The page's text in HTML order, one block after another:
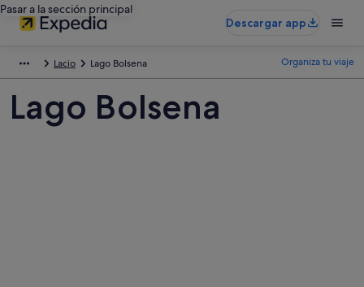
Pasar a la sección principal
Descargar app
Lacio Lago Bolsena Organiza tu viaje
Lago Bolsena